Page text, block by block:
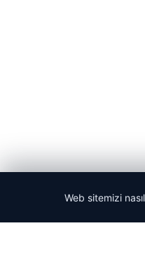
© 2026 Acil
Web sitemizi